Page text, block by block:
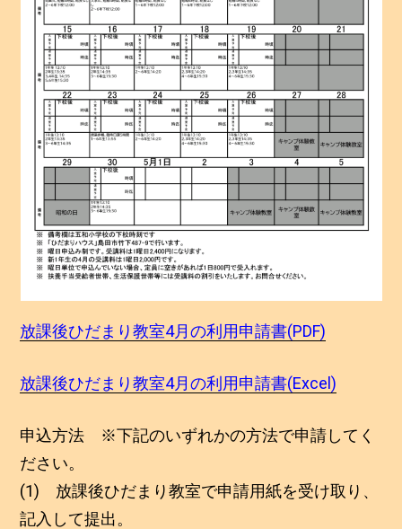
放課後ひだまり教室4月の利用申請書(PDF)
放課後ひだまり教室4月の利用申請書(Excel)
申込方法 ※下記のいずれかの方法で申請してく
ださい。
(1) 放課後ひだまり教室で申請用紙を受け取り、
記入して提出。